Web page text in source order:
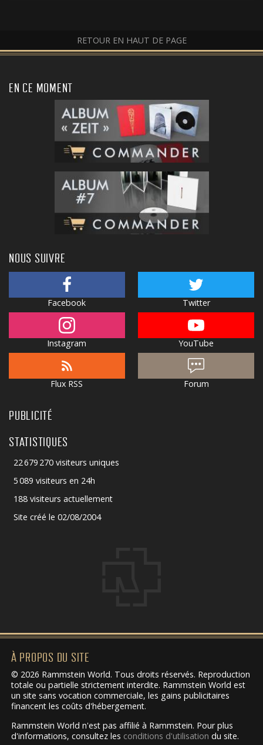
RETOUR EN HAUT DE PAGE
EN CE MOMENT
NOUS SUIVRE
Facebook Twitter
Instagram YouTube
Flux RSS Forum
PUBLICITÉ
STATISTIQUES
22 679 270 visiteurs uniques
5 089 visiteurs en 24h
188 visiteurs actuellement
Site créé le 02/08/2004
À PROPOS DU SITE
© 2026 Rammstein World. Tous droits réservés. Reproduction
totale ou partielle strictement interdite. Rammstein World est
un site sans vocation commerciale, les gains publicitaires
financent les coûts d'hébergement.
Rammstein World n'est pas affilié à Rammstein. Pour plus
d'informations, consultez les conditions d'utilisation du site.